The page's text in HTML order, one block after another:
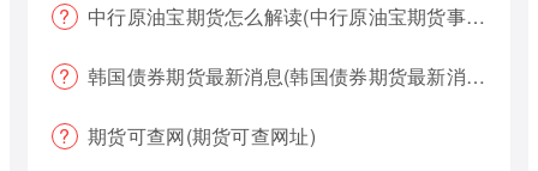
中行原油宝期货怎么解读(中行原油宝期货事件)
韩国债券期货最新消息(韩国债券期货最新消息新闻)
期货可查网(期货可查网址)